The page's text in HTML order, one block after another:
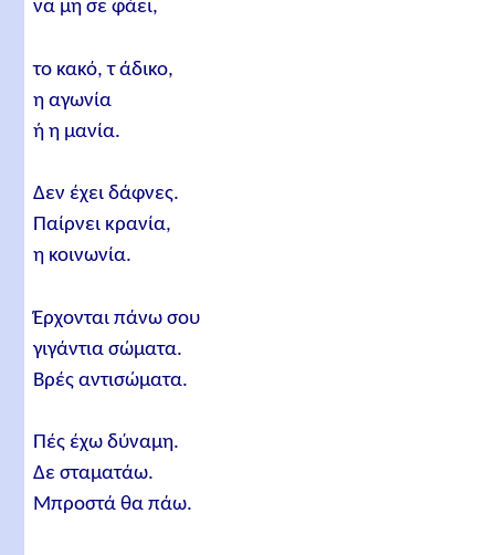
να μη σε φάει,
το κακό, τ άδικο,
η αγωνία
ή η μανία.
Δεν έχει δάφνες.
Παίρνει κρανία,
η κοινωνία.
Έρχονται πάνω σου
γιγάντια σώματα.
Βρές αντισώματα.
Πές έχω δύναμη.
Δε σταματάω.
Μπροστά θα πάω.